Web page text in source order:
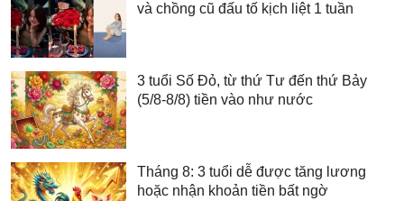
và chồng cũ đấu tố kịch liệt 1 tuần
3 tuổi Số Đỏ, từ thứ Tư đến thứ Bảy
(5/8-8/8) tiền vào như nước
Tháng 8: 3 tuổi dễ được tăng lương
hoặc nhận khoản tiền bất ngờ